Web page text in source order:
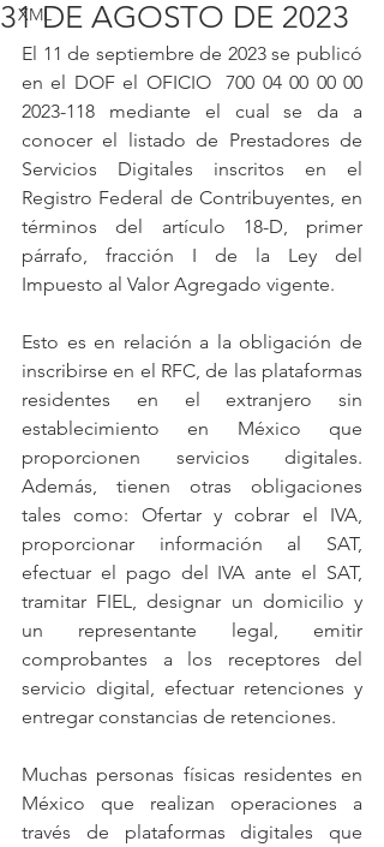
XML
31 DE AGOSTO DE 2023
El 11 de septiembre de 2023 se publicó
en el DOF el OFICIO  700 04 00 00 00
2023-118 mediante el cual se da a
conocer el listado de Prestadores de
Servicios Digitales inscritos en el
Registro Federal de Contribuyentes, en
términos del artículo 18-D, primer
párrafo, fracción I de la Ley del
Impuesto al Valor Agregado vigente.
Esto es en relación a la obligación de
inscribirse en el RFC, de las plataformas
residentes en el extranjero sin
establecimiento en México que
proporcionen servicios digitales.
Además, tienen otras obligaciones
tales como: Ofertar y cobrar el IVA,
proporcionar información al SAT,
efectuar el pago del IVA ante el SAT,
tramitar FIEL, designar un domicilio y
un representante legal, emitir
comprobantes a los receptores del
servicio digital, efectuar retenciones y
entregar constancias de retenciones.
Muchas personas físicas residentes en
México que realizan operaciones a
través de plataformas digitales que